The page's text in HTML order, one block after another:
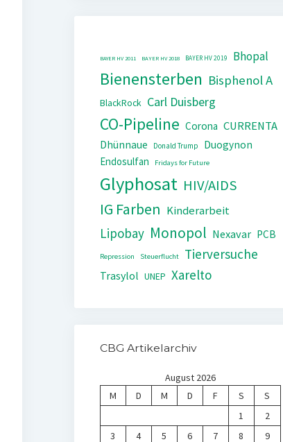
BAYER HV 2011 BAYER HV 2018 BAYER HV 2019 Bhopal
Bienensterben Bisphenol A
BlackRock Carl Duisberg
CO-Pipeline Corona CURRENTA
Dhünnaue Donald Trump
Duogynon
Endosulfan
Fridays for Future
Glyphosat HIV/AIDS
IG Farben Kinderarbeit
Lipobay Monopol Nexavar PCB
Repression Steuerflucht Tierversuche
Trasylol UNEP Xarelto
CBG Artikelarchiv
August 2026
M
D M D F S
S
1
2
3
4 5 6 7 8
9